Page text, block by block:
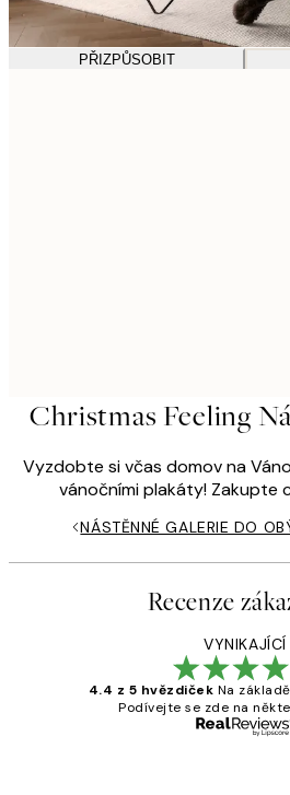
PŘIZPŮSOBIT
Christmas Feeling
Vyzdobte si včas domov na
vánočními plakáty! Zakupte
NÁSTĚNNÉ GALERIE DO
Recenze
VYNIKAJÍCÍ
4.4 z 5 hvězdiček Na
Podívejte se zde na